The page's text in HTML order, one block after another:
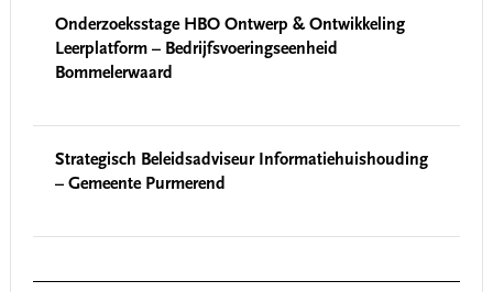
Onderzoeksstage HBO Ontwerp & Ontwikkeling
Leerplatform – Bedrijfsvoeringseenheid
Bommelerwaard
Strategisch Beleidsadviseur Informatiehuishouding
– Gemeente Purmerend